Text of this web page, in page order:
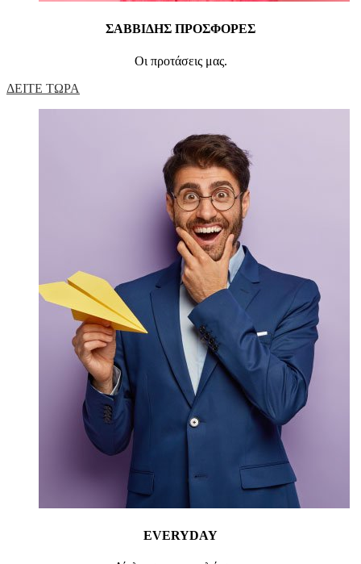
ΣΑΒΒΙΔΗΣ ΠΡΟΣΦΟΡΕΣ
Οι προτάσεις μας.
ΔΕΙΤΕ ΤΩΡΑ
EVERYDAY